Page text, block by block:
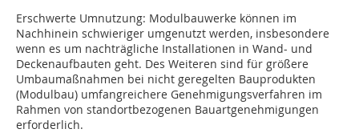
Erschwerte Umnutzung: Modulbauwerke können im
Nachhinein schwieriger umgenutzt werden, insbesondere
wenn es um nachträgliche Installationen in Wand- und
Deckenaufbauten geht. Des Weiteren sind für größere
Umbaumaßnahmen bei nicht geregelten Bauprodukten
(Modulbau) umfangreichere Genehmigungsverfahren im
Rahmen von standortbezogenen Bauartgenehmigungen
erforderlich.